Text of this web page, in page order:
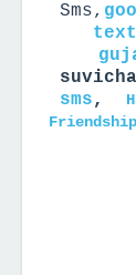
Sms,
text
sms,